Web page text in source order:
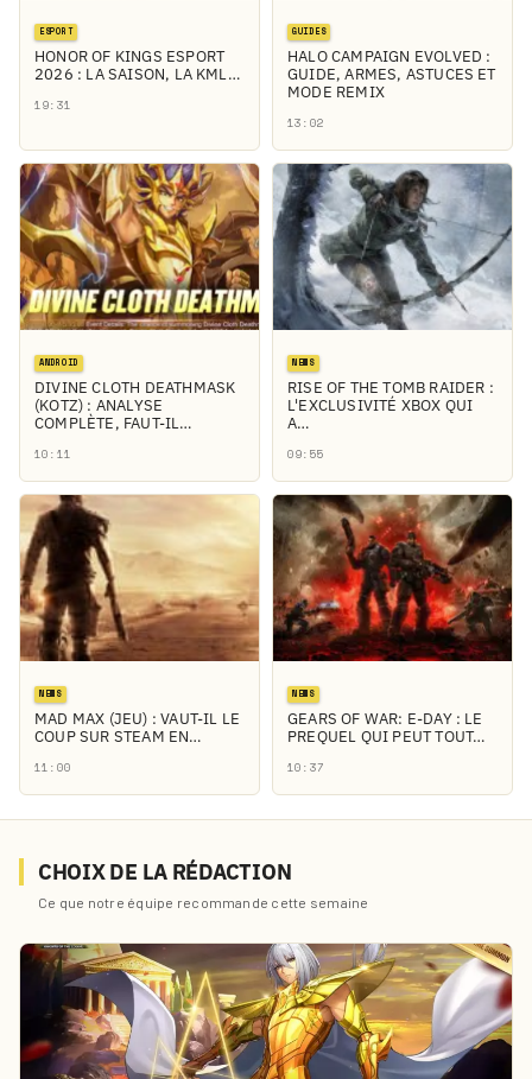
ESPORT
HONOR OF KINGS ESPORT
2026 : LA SAISON, LA KML…
19:31
GUIDES
HALO CAMPAIGN EVOLVED :
GUIDE, ARMES, ASTUCES ET
MODE REMIX
13:02
ANDROID
DIVINE CLOTH DEATHMASK
(KOTZ) : ANALYSE
COMPLÈTE, FAUT-IL…
10:11
NEWS
RISE OF THE TOMB RAIDER :
L'EXCLUSIVITÉ XBOX QUI
A…
09:55
NEWS
MAD MAX (JEU) : VAUT-IL LE
COUP SUR STEAM EN…
11:00
NEWS
GEARS OF WAR: E-DAY : LE
PREQUEL QUI PEUT TOUT…
10:37
CHOIX DE LA RÉDACTION
Ce que notre équipe recommande cette semaine